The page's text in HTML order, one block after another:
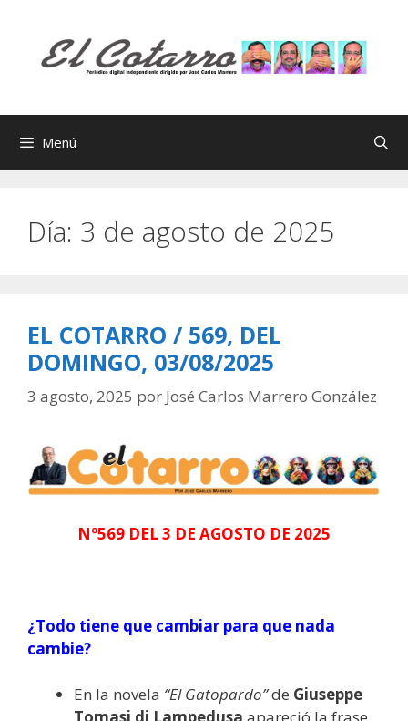
contenido
Menú
Día: 3 de agosto de 2025
EL COTARRO / 569, DEL
DOMINGO, 03/08/2025
3 agosto, 2025 por José Carlos Marrero González
Nº569 DEL 3 DE AGOSTO DE 2025
¿Todo tiene que cambiar para que nada
cambie?
En la novela “El Gatopardo”de Giuseppe